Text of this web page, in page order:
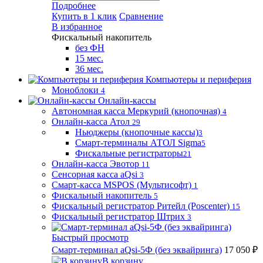
Подробнее
Купить в 1 клик Сравнение
В избранное
Фискальный накопитель
без ФН
15 мес.
36 мес.
Компьютеры и периферия
Моноблоки 4
Онлайн-кассы
Автономная касса Меркурий (кнопочная) 4
Онлайн-касса Атол 29
Ньюджеры (кнопочные кассы)3
Смарт-терминалы АТОЛ Sigma5
Фискальные регистраторы21
Онлайн-касса Эвотор 11
Сенсорная касса aQsi 3
Смарт-касса MSPOS (Мультисофт) 1
Фискальный накопитель 5
Фискальный регистратор Ритейл (Poscenter) 15
Фискальный регистратор Штрих 3
Быстрый просмотр
Смарт-терминал aQsi-5Ф (без эквайринга) 17 050 ₽
В корзину